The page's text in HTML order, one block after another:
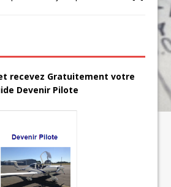
recevez Gratuitement votre
Devenir Pilote